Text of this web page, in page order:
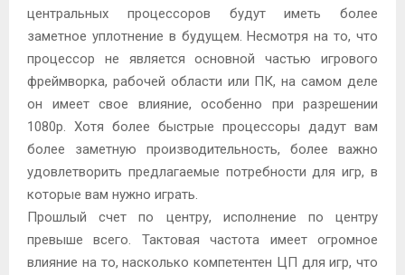
центральных процессоров будут иметь более
заметное уплотнение в будущем. Несмотря на то, что
процессор не является основной частью игрового
фреймворка, рабочей области или ПК, на самом деле
он имеет свое влияние, особенно при разрешении
1080p. Хотя более быстрые процессоры дадут вам
более заметную производительность, более важно
удовлетворить предлагаемые потребности для игр, в
которые вам нужно играть.
Прошлый счет по центру, исполнение по центру
превыше всего. Тактовая частота имеет огромное
влияние на то, насколько компетентен ЦП для игр, что